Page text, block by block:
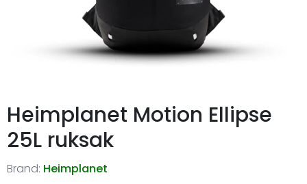
Heimplanet Motion Ellipse
25L ruksak
Brand: Heimplanet